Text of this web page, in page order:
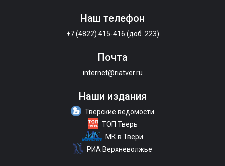
Наш телефон
+7 (4822) 415-416 (доб. 223)
Почта
internet@riatver.ru
Наши издания
Тверские ведомости
ТОП Тверь
МК в Твери
РИА Верхневолжье